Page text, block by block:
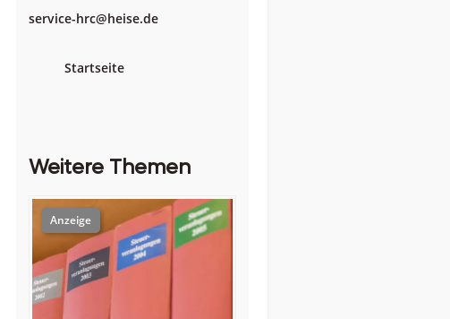
service-hrc@heise.de
Startseite
Weitere Themen